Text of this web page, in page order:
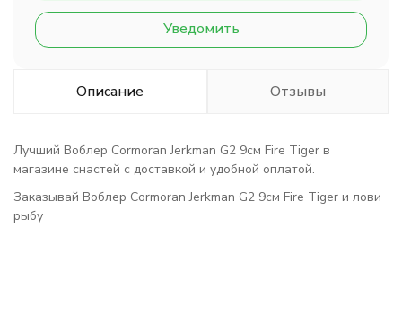
Уведомить
Описание Отзывы
Лучший Воблер Cormoran Jerkman G2 9см Fire Tiger в
магазине снастей с доставкой и удобной оплатой.
Заказывай Воблер Cormoran Jerkman G2 9см Fire Tiger и лови
рыбу